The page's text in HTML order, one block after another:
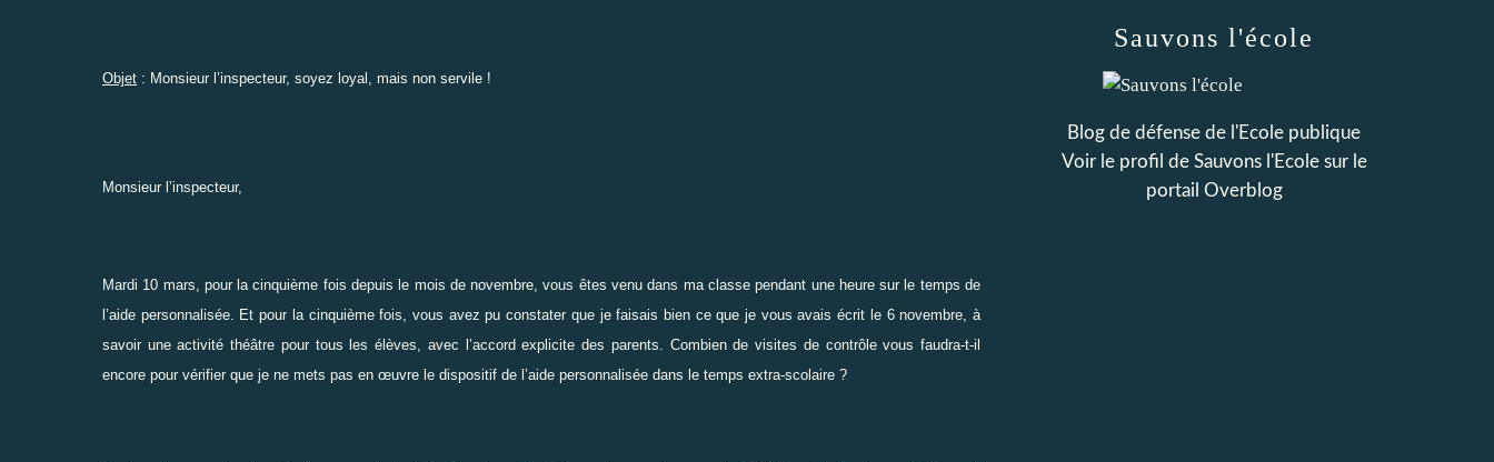
Objet : Monsieur l’inspecteur, soyez loyal, mais non servile !
Monsieur l’inspecteur,
Mardi 10 mars, pour la cinquième fois depuis le mois de novembre, vous êtes venu dans ma classe pendant une heure sur le temps de
l’aide personnalisée. Et pour la cinquième fois, vous avez pu constater que je faisais bien ce que je vous avais écrit le 6 novembre, à
savoir une activité théâtre pour tous les élèves, avec l’accord explicite des parents. Combien de visites de contrôle vous faudra-t-il
encore pour vérifier que je ne mets pas en œuvre le dispositif de l’aide personnalisée dans le temps extra-scolaire ?
Sauvons l'école
Blog de défense de l'Ecole publique
Voir le profil de Sauvons l'Ecolesur le
portail Overblog